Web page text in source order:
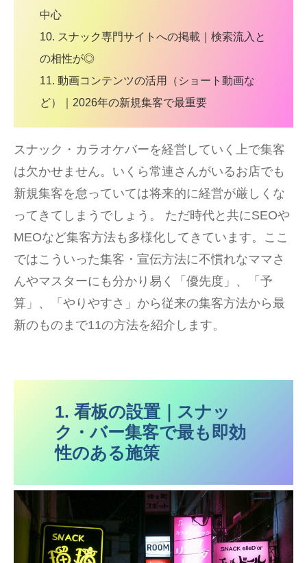
中心
10. スナック専門サイトへの掲載｜検索流入と
の相性が◎
11. 動画コンテンツの活用（ショート動画な
ど）｜2026年の新規集客で最重要
スナック・カラオケバーを経営していく上で集客
は欠かせません。いくら常連さんがいるお店でも
新規集客を怠っていては将来的に経営が厳しくな
ってきてしまうでしょう。 ただ時代と共にSEOや
MEOなど集客方法も多様化してきています。ここ
ではこういった集客・宣伝方法に不慣れなママさ
んやマスターにも分かり易く「優先度」、「予
算」、「やりやすさ」から従来の集客方法から最
新のものまで11の方法を紹介します。
1. 看板の設置｜スナッ
ク・バー集客で最も即効
性のある施策